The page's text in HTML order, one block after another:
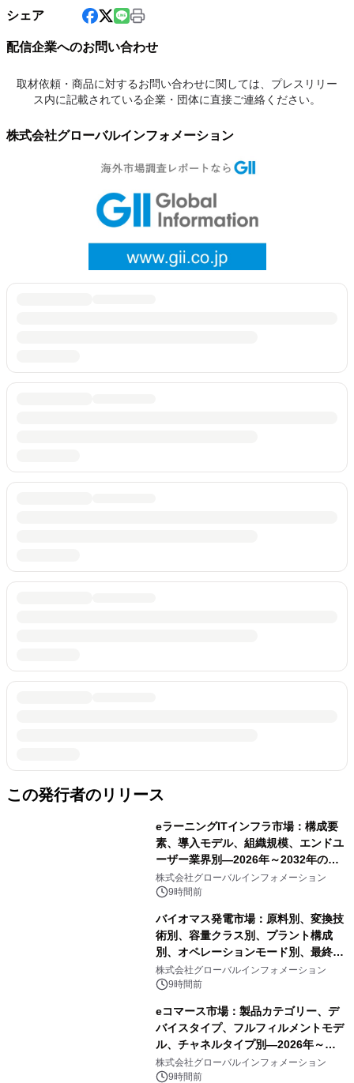
シェア
配信企業へのお問い合わせ
取材依頼・商品に対するお問い合わせに関しては、プレスリリー
ス内に記載されている企業・団体に直接ご連絡ください。
株式会社グローバルインフォメーション
この発行者のリリース
eラーニングITインフラ市場：構成要
素、導入モデル、組織規模、エンドユ
ーザー業界別―2026年～2032年の世
界市場予測
株式会社グローバルインフォメーション
9時間前
バイオマス発電市場：原料別、変換技
術別、容量クラス別、プラント構成
別、オペレーションモード別、最終用
途別―2026年～2032年の世界市場予
測
株式会社グローバルインフォメーション
9時間前
eコマース市場：製品カテゴリー、デ
バイスタイプ、フルフィルメントモデ
ル、チャネルタイプ別―2026年～
2032年の世界市場予測
株式会社グローバルインフォメーション
9時間前